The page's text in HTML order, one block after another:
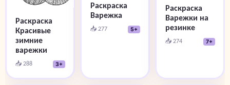
Раскраска
Красивые
зимние
варежки
📥 288 3+
Раскраска
Варежка
📥 277 5+
Раскраска
Варежки на
резинке
📥 274 7+